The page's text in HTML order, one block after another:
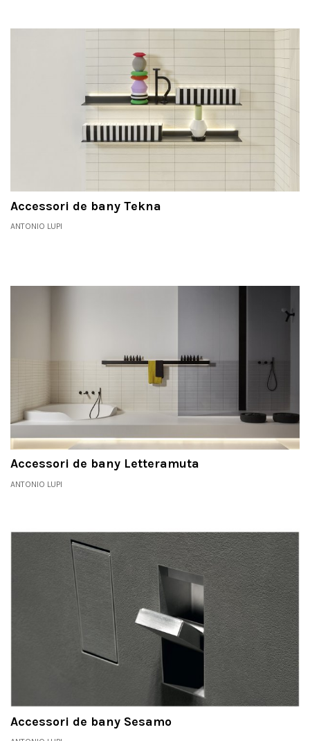
Accessori de bany Tekna
ANTONIO LUPI
Accessori de bany Letteramuta
ANTONIO LUPI
Accessori de bany Sesamo